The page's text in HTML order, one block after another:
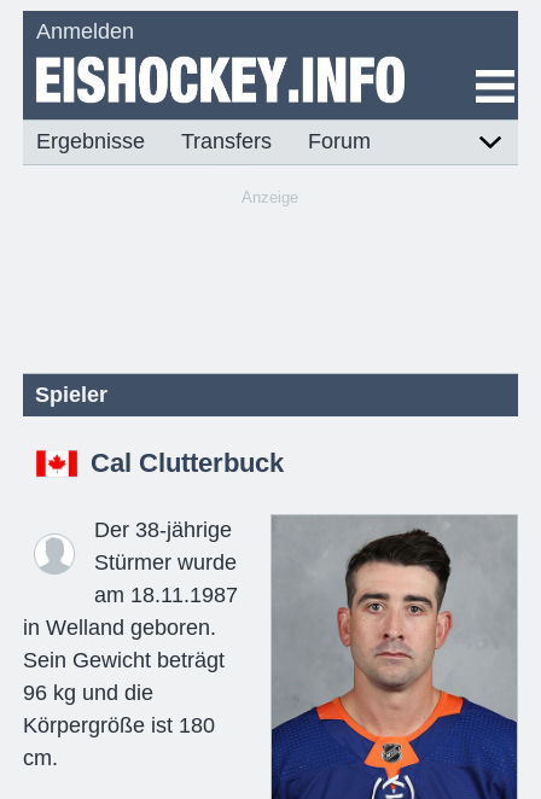
Anmelden
Ergebnisse Transfers Forum
Anzeige
Spieler
Cal Clutterbuck
Der 38-jährige
Stürmer wurde
am 18.11.1987
in Welland geboren.
Sein Gewicht beträgt
96 kg und die
Körpergröße ist 180
cm.